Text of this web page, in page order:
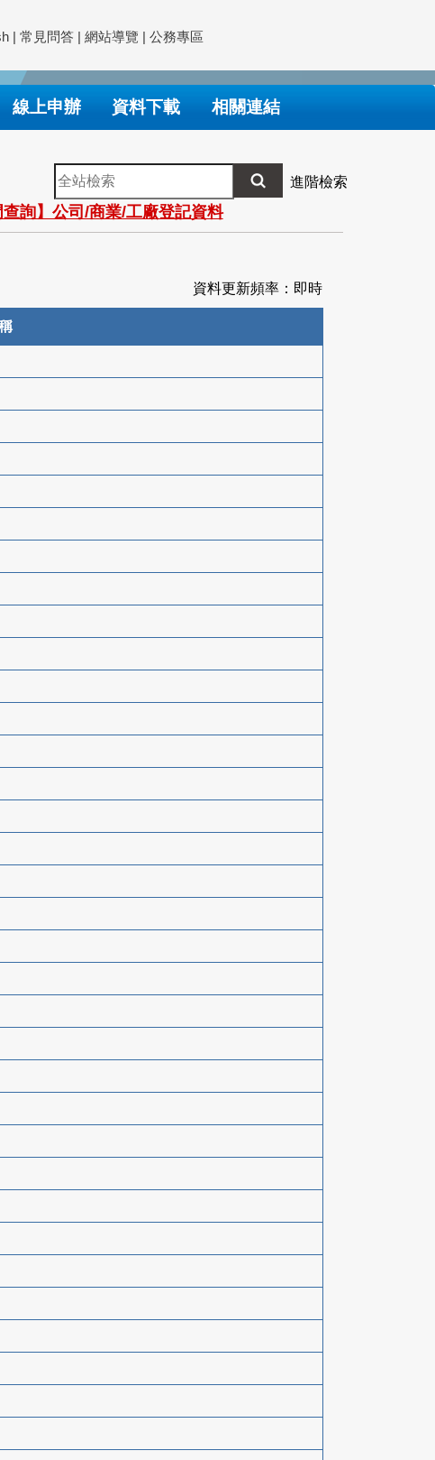
| 常見問答 | 網站導覽 | 公務專區
線上申辦 資料下載 相關連結
全
站
檢
索
進階檢索
查詢】公司/商業/工廠登記資料
資料更新頻率：即時